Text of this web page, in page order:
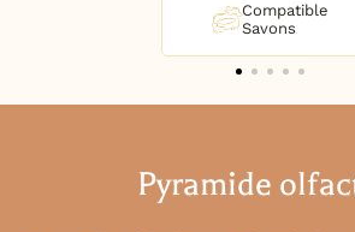
Compatible
Savons
Pyramide